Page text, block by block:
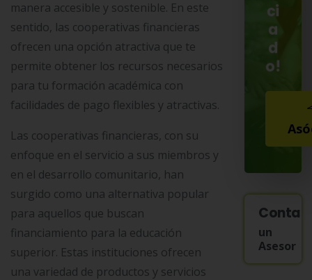
manera accesible y sostenible. En este
sentido, las cooperativas financieras
ofrecen una opción atractiva que te
permite obtener los recursos necesarios
para tu formación académica con
facilidades de pago flexibles y atractivas.
Las cooperativas financieras, con su
enfoque en el servicio a sus miembros y
en el desarrollo comunitario, han
surgido como una alternativa popular
para aquellos que buscan
financiamiento para la educación
superior. Estas instituciones ofrecen
una variedad de productos y servicios
ci
a
d
o!
un
Asesor